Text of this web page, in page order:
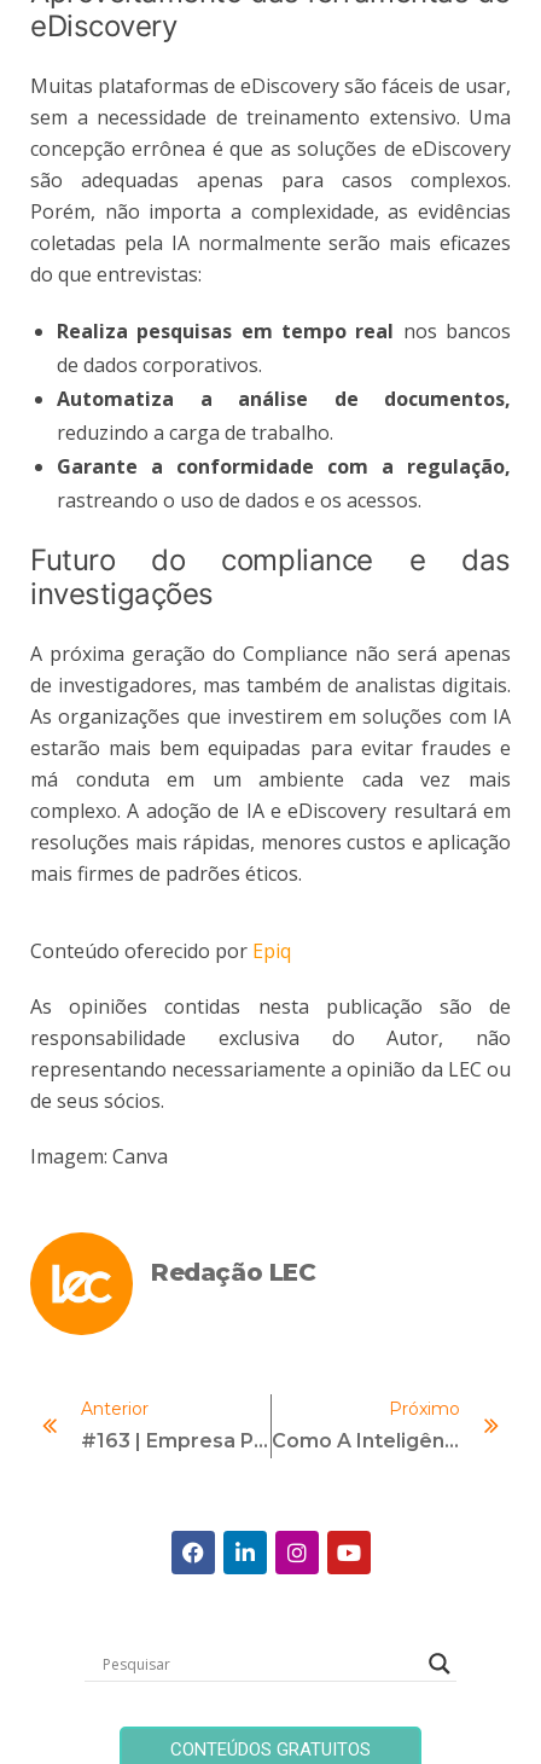
eDiscovery
Muitas plataformas de eDiscovery são fáceis de usar,
sem a necessidade de treinamento extensivo. Uma
concepção errônea é que as soluções de eDiscovery
são adequadas apenas para casos complexos.
Porém, não importa a complexidade, as evidências
coletadas pela IA normalmente serão mais eficazes
do que entrevistas:
Realiza pesquisas em tempo real nos bancos
de dados corporativos.
Automatiza a análise de documentos,
reduzindo a carga de trabalho.
Garante a conformidade com a regulação,
rastreando o uso de dados e os acessos.
Futuro do compliance e das
investigações
A próxima geração do Compliance não será apenas
de investigadores, mas também de analistas digitais.
As organizações que investirem em soluções com IA
estarão mais bem equipadas para evitar fraudes e
má conduta em um ambiente cada vez mais
complexo. A adoção de IA e eDiscovery resultará em
resoluções mais rápidas, menores custos e aplicação
mais firmes de padrões éticos.
Conteúdo oferecido por Epiq
As opiniões contidas nesta publicação são de
responsabilidade exclusiva do Autor, não
representando necessariamente a opinião da LEC ou
de seus sócios.
Imagem: Canva
Redação LEC
Anterior
#163 | Empresa Pró-Ética | Com Natália Couri Katzer
Próximo
Como A Inteligência Artificial Está Transformando O Compliance
CONTEÚDOS GRATUITOS